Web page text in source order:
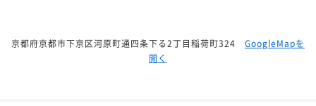
京都府京都市下京区河原町通四条下る2丁目稲荷町324
GoogleMapを
開く